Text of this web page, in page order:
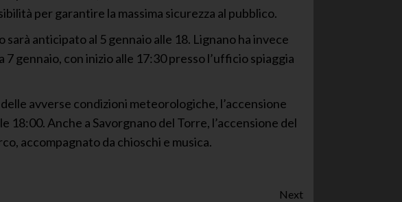
per garantire la massima sicurezza al pubblico.
anticipato al 5 gennaio alle 18. Lignano ha invece
gennaio, con inizio alle 17:30 presso l’ufficio spiaggia
avverse condizioni meteorologiche, l’accensione
18:00. Anche a Savorgnano del Torre, l’accensione del
accompagnato da chioschi e musica.
Next